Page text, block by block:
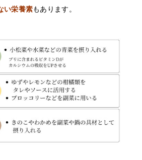
い栄養素もあります。